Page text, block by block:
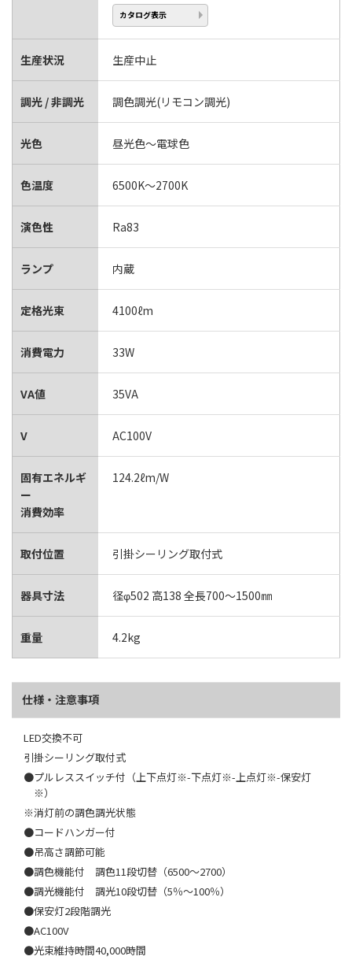
カタログ表示
生産状況 生産中止
調光 / 非調光 調色調光(リモコン調光)
光色 昼光色～電球色
色温度 6500K～2700K
演色性 Ra83
ランプ 内蔵
定格光束 4100ℓm
消費電力 33W
VA値 35VA
V AC100V
固有エネルギ
ー
消費効率
124.2ℓm/W
取付位置 引掛シーリング取付式
器具寸法 径φ502 高138 全長700～1500㎜
重量 4.2kg
仕様・注意事項
LED交換不可
引掛シーリング取付式
●プルレススイッチ付（上下点灯※-下点灯※-上点灯※-保安灯
※）
※消灯前の調色調光状態
●コードハンガー付
●吊高さ調節可能
●調色機能付 調色11段切替（6500～2700）
●調光機能付 調光10段切替（5％～100％）
●保安灯2段階調光
●AC100V
●光束維持時間40,000時間